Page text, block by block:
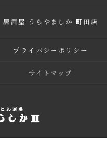
居酒屋 うらやましか 町田店
プライバシーポリシー
サイトマップ